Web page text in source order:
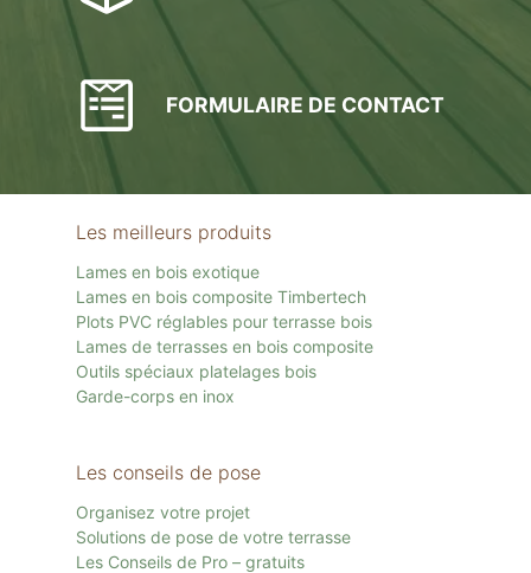
FORMULAIRE DE CONTACT
Les meilleurs produits
Lames en bois exotique
Lames en bois composite Timbertech
Plots PVC réglables pour terrasse bois
Lames de terrasses en bois composite
Outils spéciaux platelages bois
Garde-corps en inox
Les conseils de pose
Organisez votre projet
Solutions de pose de votre terrasse
Les Conseils de Pro – gratuits